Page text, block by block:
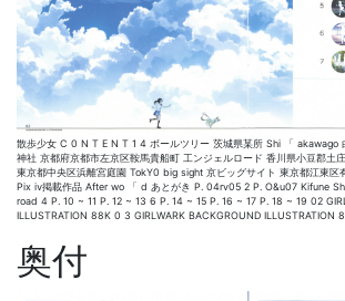
散歩少女 C 0 N T E N T 1 4 ボールツリー 茨城県某所 Shi 「 akawago
神社 京都府京都市左京区鞍馬貴船町 工ンジェルロード 香川県小豆郡土
東京都中央区浜離宮庭園 TokY0 big sight 京ビッグサイト 東京都江東区
Pix ⅳ掲載作品 After wo 「 d あとがき P. 04rv05 2 P. O&u07 Kifune
road 4 P. 10 ~ 11 P. 12 ~ 13 6 P. 14 ~ 15 P. 16 ~ 17 P. 18 ~ 19 02
ILLUSTRATION 88K 0 3 GIRLWARK BACKGROUND ILLUSTRATION
奥付